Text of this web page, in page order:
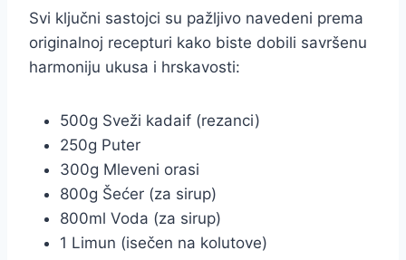
Svi ključni sastojci su pažljivo navedeni prema
originalnoj recepturi kako biste dobili savršenu
harmoniju ukusa i hrskavosti:
500g Sveži kadaif (rezanci)
250g Puter
300g Mleveni orasi
800g Šećer (za sirup)
800ml Voda (za sirup)
1 Limun (isečen na kolutove)